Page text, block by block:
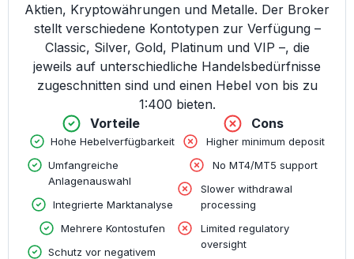
Aktien, Kryptowährungen und Metalle. Der Broker
stellt verschiedene Kontotypen zur Verfügung –
Classic, Silver, Gold, Platinum und VIP –, die
jeweils auf unterschiedliche Handelsbedürfnisse
zugeschnitten sind und einen Hebel von bis zu
1:400 bieten.
Vorteile
Hohe Hebelverfügbarkeit
Umfangreiche
Anlagenauswahl
Integrierte Marktanalyse
Mehrere Kontostufen
Schutz vor negativem
Cons
Higher minimum deposit
No MT4/MT5 support
Slower withdrawal
processing
Limited regulatory
oversight